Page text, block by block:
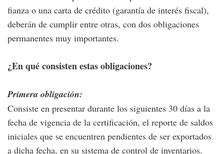
fianza o una carta de crédito (garantía de interés fiscal),
deberán de cumplir entre otras, con dos obligaciones
permanentes muy importantes.
¿En qué consisten estas obligaciones?
Primera obligación:
Consiste en presentar durante los siguientes 30 días a la
fecha de vigencia de la certificación, el reporte de saldos
iniciales que se encuentren pendientes de ser exportados
a dicha fecha, en su sistema de control de inventarios.